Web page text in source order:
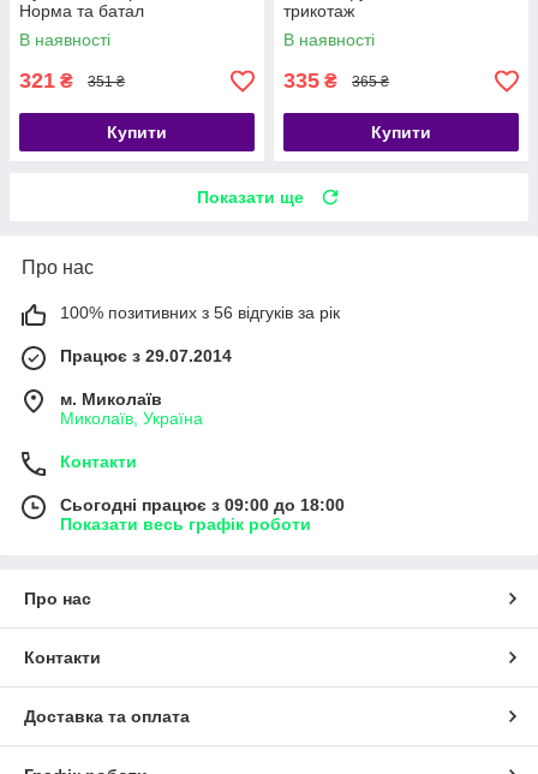
Норма та батал
В наявності
321 ₴ 351 ₴
Купити
трикотаж
В наявності
335 ₴ 365 ₴
Купити
Показати ще
Про нас
100% позитивних з 56 відгуків за рік
Працює з 29.07.2014
м. Миколаїв
Миколаїв, Україна
Контакти
Сьогодні працює з 09:00 до 18:00
Показати весь графік роботи
Про нас
Контакти
Доставка та оплата